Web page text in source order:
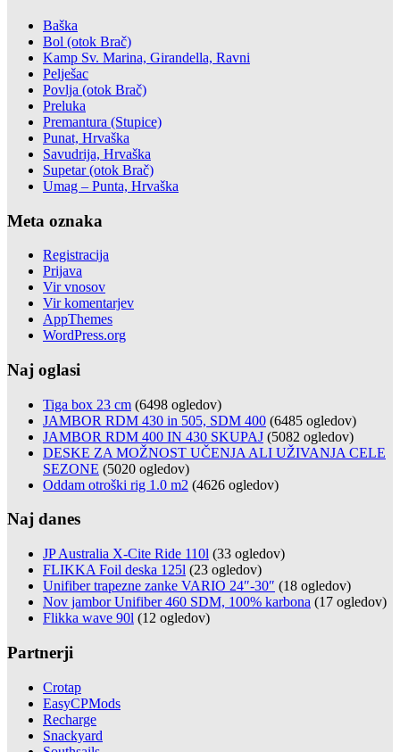
Baška
Bol (otok Brač)
Kamp Sv. Marina, Girandella, Ravni
Pelješac
Povlja (otok Brač)
Preluka
Premantura (Stupice)
Punat, Hrvaška
Savudrija, Hrvaška
Supetar (otok Brač)
Umag – Punta, Hrvaška
Meta oznaka
Registracija
Prijava
Vir vnosov
Vir komentarjev
AppThemes
WordPress.org
Naj oglasi
Tiga box 23 cm (6498 ogledov)
JAMBOR RDM 430 in 505, SDM 400 (6485 ogledov)
JAMBOR RDM 400 IN 430 SKUPAJ (5082 ogledov)
DESKE ZA MOŽNOST UČENJA ALI UŽIVANJA CELE
SEZONE (5020 ogledov)
Oddam otroški rig 1.0 m2 (4626 ogledov)
Naj danes
JP Australia X-Cite Ride 110l (33 ogledov)
FLIKKA Foil deska 125l (23 ogledov)
Unifiber trapezne zanke VARIO 24″-30″ (18 ogledov)
Nov jambor Unifiber 460 SDM, 100% karbona (17 ogledov)
Flikka wave 90l (12 ogledov)
Partnerji
Crotap
EasyCPMods
Recharge
Snackyard